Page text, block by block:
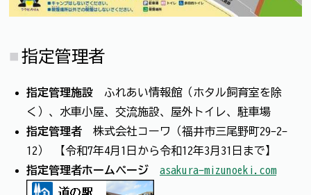
指定管理者
指定管理施設 ふれあい情報館（ホタル飼育室を除
く）、水車小屋、交流施設、屋外トイレ、駐車場
指定管理者 株式会社コーワ（福井市三尾野町29-2-
12） 【令和7年4月1日から令和12年3月31日まで】
指定管理者ホームページ
asakura-mizunoeki.com